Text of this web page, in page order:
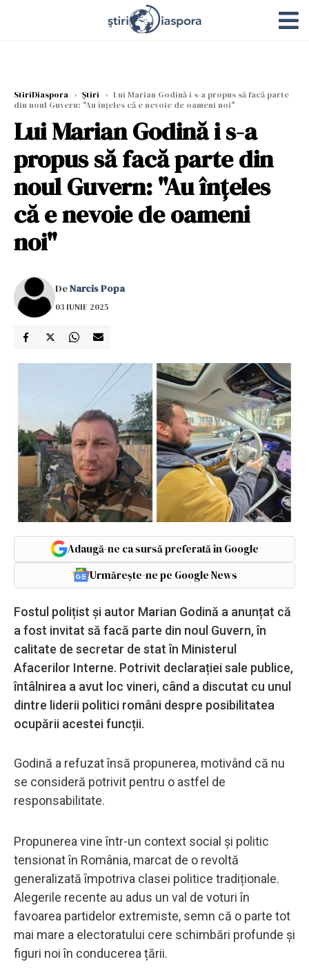
StiriDiaspora › Știri › Lui Marian Godină i s-a propus să facă parte
din noul Guvern: "Au înțeles că e nevoie de oameni noi"
Lui Marian Godină i s-a
propus să facă parte din
noul Guvern: "Au înțeles
că e nevoie de oameni
noi"
DeNarcis Popa
03 IUNIE 2025
Adaugă-ne ca sursă preferată în Google
Urmărește-ne pe Google News
Fostul polițist și autor Marian Godină a anunțat că
a fost invitat să facă parte din noul Guvern, în
calitate de secretar de stat în Ministerul
Afacerilor Interne. Potrivit declarației sale publice,
întâlnirea a avut loc vineri, când a discutat cu unul
dintre liderii politici români despre posibilitatea
ocupării acestei funcții.
Godină a refuzat însă propunerea, motivând că nu
se consideră potrivit pentru o astfel de
responsabilitate.
Propunerea vine într-un context social și politic
tensionat în România, marcat de o revoltă
generalizată împotriva clasei politice tradiționale.
Alegerile recente au adus un val de voturi în
favoarea partidelor extremiste, semn că o parte tot
mai mare a electoratului cere schimbări profunde și
figuri noi în conducerea țării.